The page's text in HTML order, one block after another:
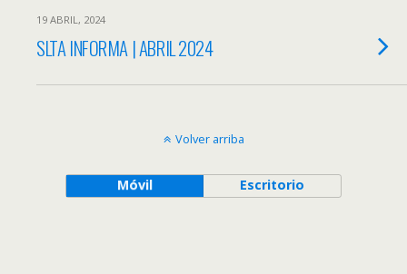
19 ABRIL, 2024
SLTA INFORMA | ABRIL 2024
Volver arriba
Móvil Escritorio